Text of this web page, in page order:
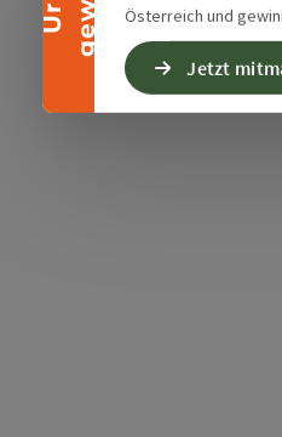
Österreich und
Jetzt